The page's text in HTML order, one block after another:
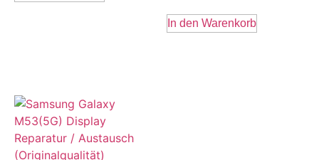
In den Warenkorb